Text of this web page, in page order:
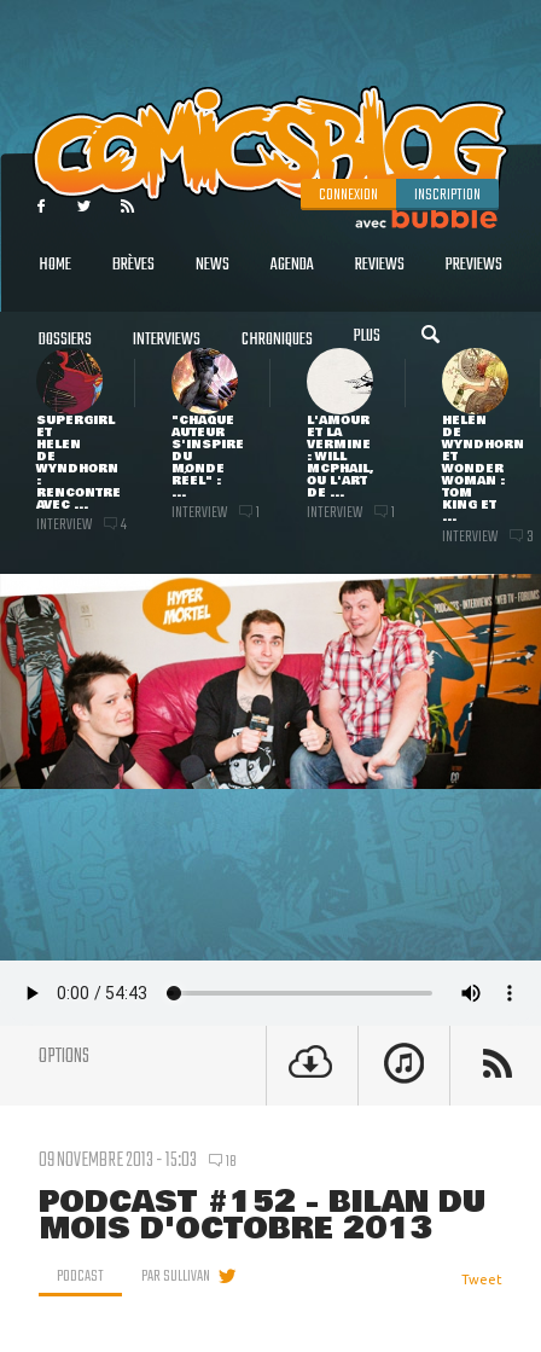
CONNEXION INSCRIPTION
HOME BRÈVES NEWS AGENDA REVIEWS PREVIEWS
DOSSIERS INTERVIEWS CHRONIQUES PLUS
SUPERGIRL
ET
HELEN
DE
WYNDHORN
:
RENCONTRE
AVEC ...
INTERVIEW 4
"CHAQUE
AUTEUR
S'INSPIRE
DU
MONDE
RÉEL" :
...
INTERVIEW 1
L'AMOUR
ET LA
VERMINE
: WILL
MCPHAIL,
OU L'ART
DE ...
INTERVIEW 1
HELEN
DE
WYNDHORN
ET
WONDER
WOMAN :
TOM
KING ET
...
INTERVIEW 3
OPTIONS
09 NOVEMBRE 2013 - 15:03 18
PODCAST #152 - BILAN DU
MOIS D'OCTOBRE 2013
PODCAST PARSULLIVAN Tweet